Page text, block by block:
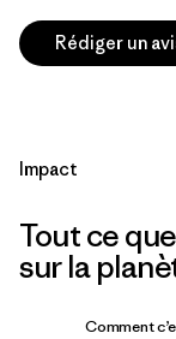
Rédiger un
Impact
Tout ce
sur la
Comment